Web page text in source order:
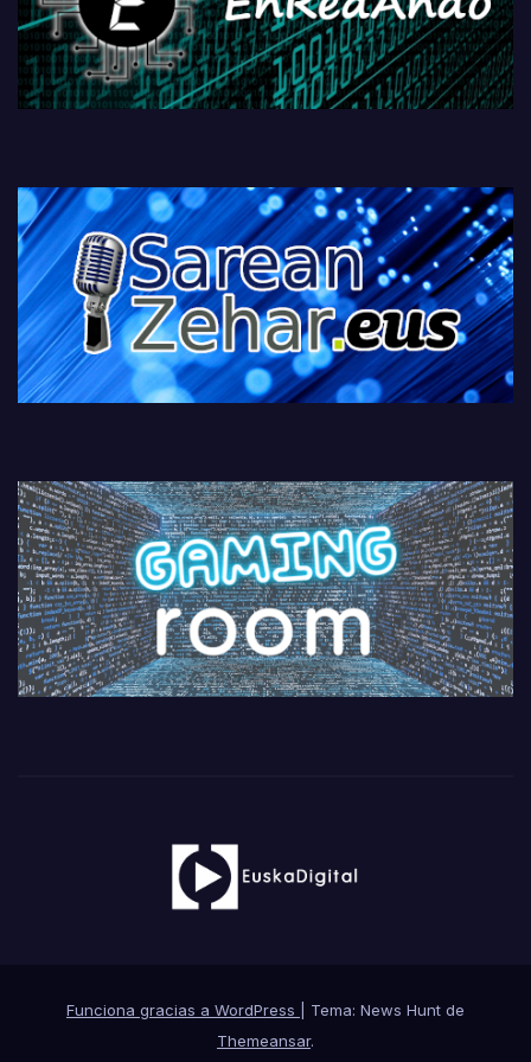
Funciona gracias a WordPress
Tema: News Hunt de
Themeansar.